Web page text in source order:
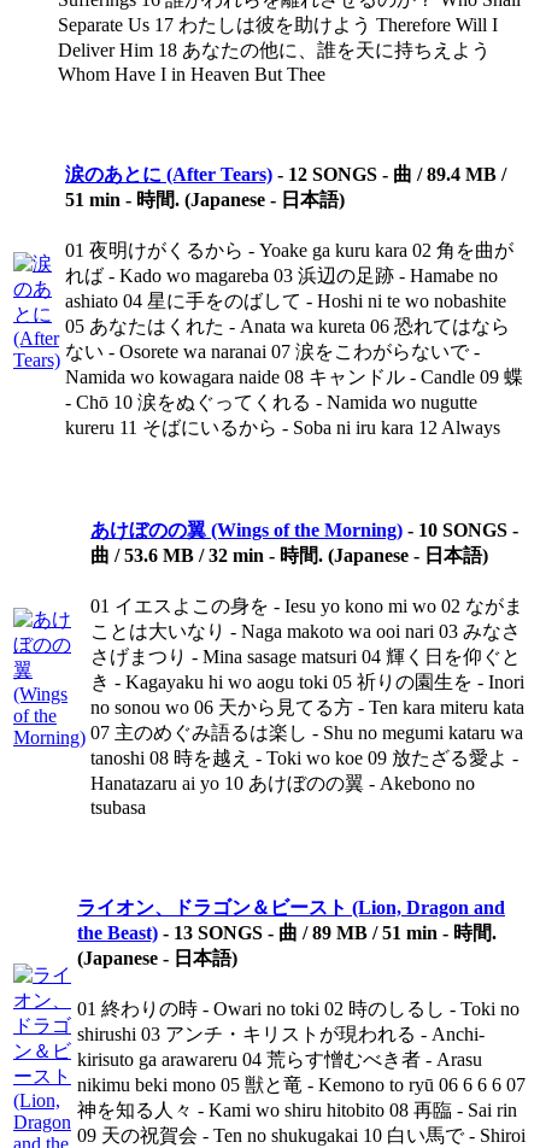
Separate Us 17 わたしは彼を助けよう Therefore Will I
Deliver Him 18 あなたの他に、誰を天に持ちえよう
Whom Have I in Heaven But Thee
涙のあとに (After Tears) - 12 SONGS - 曲 / 89.4 MB /
51 min - 時間. (Japanese - 日本語)
01 夜明けがくるから - Yoake ga kuru kara 02 角を曲が
れば - Kado wo magareba 03 浜辺の足跡 - Hamabe no
ashiato 04 星に手をのばして - Hoshi ni te wo nobashite
05 あなたはくれた - Anata wa kureta 06 恐れてはなら
ない - Osorete wa naranai 07 涙をこわがらないで -
Namida wo kowagara naide 08 キャンドル - Candle 09 蝶
- Chō 10 涙をぬぐってくれる - Namida wo nugutte
kureru 11 そばにいるから - Soba ni iru kara 12 Always
あけぼのの翼 (Wings of the Morning) - 10 SONGS -
曲 / 53.6 MB / 32 min - 時間. (Japanese - 日本語)
01 イエスよこの身を - Iesu yo kono mi wo 02 ながま
ことは大いなり - Naga makoto wa ooi nari 03 みなさ
さげまつり - Mina sasage matsuri 04 輝く日を仰ぐと
き - Kagayaku hi wo aogu toki 05 祈りの園生を - Inori
no sonou wo 06 天から見てる方 - Ten kara miteru kata
07 主のめぐみ語るは楽し - Shu no megumi kataru wa
tanoshi 08 時を越え - Toki wo koe 09 放たざる愛よ -
Hanatazaru ai yo 10 あけぼのの翼 - Akebono no
tsubasa
ライオン、ドラゴン＆ビースト (Lion, Dragon and
the Beast) - 13 SONGS - 曲 / 89 MB / 51 min - 時間.
(Japanese - 日本語)
01 終わりの時 - Owari no toki 02 時のしるし - Toki no
shirushi 03 アンチ・キリストが現われる - Anchi-
kirisuto ga arawareru 04 荒らす憎むべき者 - Arasu
nikimu beki mono 05 獣と竜 - Kemono to ryū 06 6 6 6 07
神を知る人々 - Kami wo shiru hitobito 08 再臨 - Sai rin
09 天の祝賀会 - Ten no shukugakai 10 白い馬で - Shiroi